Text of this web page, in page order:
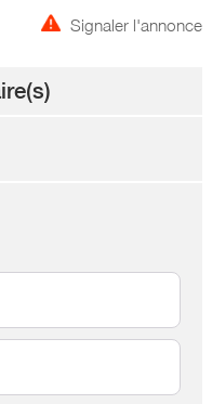
Signaler l'annonce